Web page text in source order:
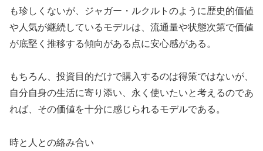
も珍しくないが、ジャガー・ルクルトのように歴史的価値
や人気が継続しているモデルは、流通量や状態次第で価値
が底堅く推移する傾向がある点に安心感がある。
もちろん、投資目的だけで購入するのは得策ではないが、
自分自身の生活に寄り添い、永く使いたいと考えるのであ
れば、その価値を十分に感じられるモデルである。
時と人との絡み合い